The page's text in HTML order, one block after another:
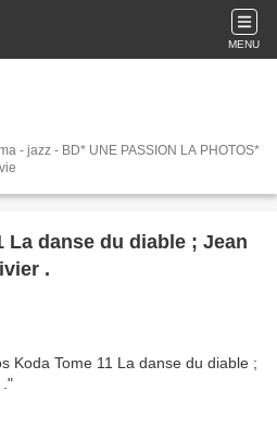
MENU
- jazz - BD* UNE PASSION LA PHOTOS*
La danse du diable ; Jean
Grenson olivier .